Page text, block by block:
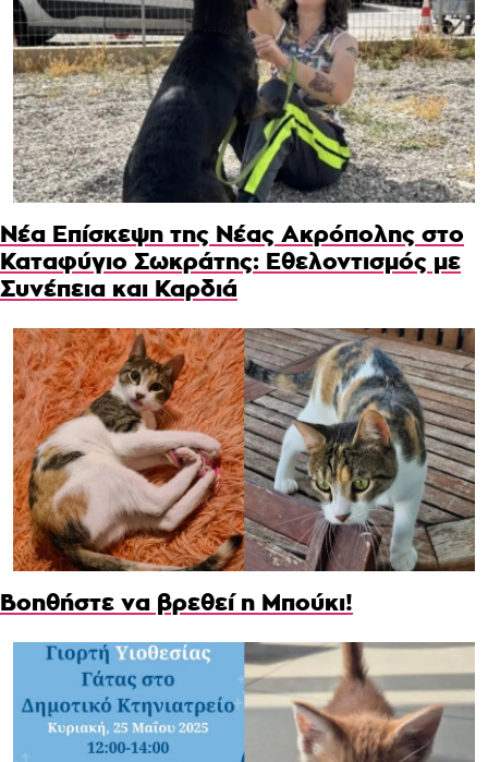
Νέα Επίσκεψη της Νέας Ακρόπολης στο
Καταφύγιο Σωκράτης: Εθελοντισμός με
Συνέπεια και Καρδιά
Βοηθήστε να βρεθεί η Μπούκι!